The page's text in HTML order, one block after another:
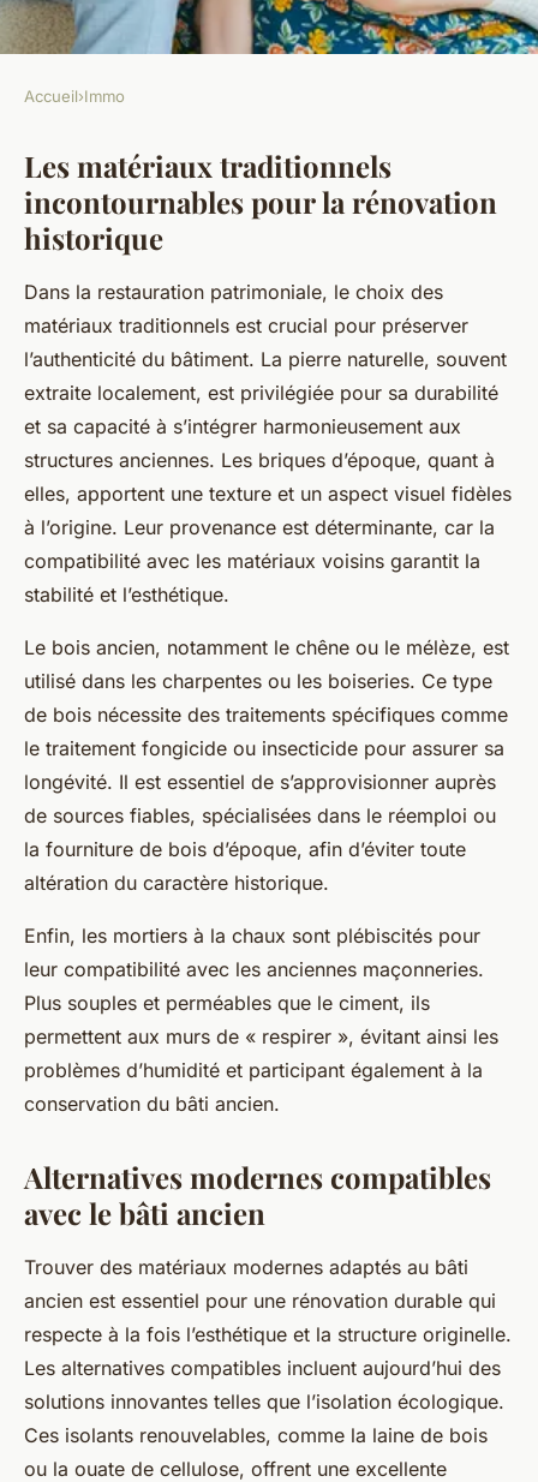
Les Matériaux Indispensables
pour Rénover des Propriétés
Historiques avec Succès
Thaïs•20 juillet 2025•4 min de lecture
Accueil›Immo
Les matériaux traditionnels
incontournables pour la rénovation
historique
Dans la restauration patrimoniale, le choix des
matériaux traditionnels est crucial pour préserver
l’authenticité du bâtiment. La pierre naturelle, souvent
extraite localement, est privilégiée pour sa durabilité
et sa capacité à s’intégrer harmonieusement aux
structures anciennes. Les briques d’époque, quant à
elles, apportent une texture et un aspect visuel fidèles
à l’origine. Leur provenance est déterminante, car la
compatibilité avec les matériaux voisins garantit la
stabilité et l’esthétique.
Le bois ancien, notamment le chêne ou le mélèze, est
utilisé dans les charpentes ou les boiseries. Ce type
de bois nécessite des traitements spécifiques comme
le traitement fongicide ou insecticide pour assurer sa
longévité. Il est essentiel de s’approvisionner auprès
de sources fiables, spécialisées dans le réemploi ou
la fourniture de bois d’époque, afin d’éviter toute
altération du caractère historique.
Enfin, les mortiers à la chaux sont plébiscités pour
leur compatibilité avec les anciennes maçonneries.
Plus souples et perméables que le ciment, ils
permettent aux murs de « respirer », évitant ainsi les
problèmes d’humidité et participant également à la
conservation du bâti ancien.
Alternatives modernes compatibles
avec le bâti ancien
Trouver des matériaux modernes adaptés au bâti
ancien est essentiel pour une rénovation durable qui
respecte à la fois l’esthétique et la structure originelle.
Les alternatives compatibles incluent aujourd’hui des
solutions innovantes telles que l’isolation écologique.
Ces isolants renouvelables, comme la laine de bois
ou la ouate de cellulose, offrent une excellente